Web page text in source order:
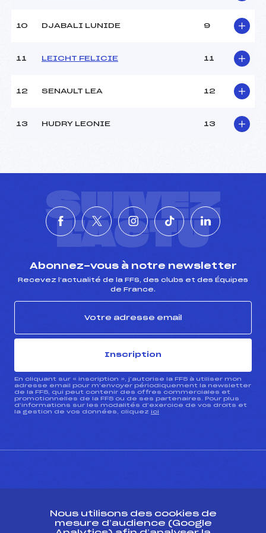
10 DJABALI LUNIDE 9
11 LEICHT FELICIE 11
12 SENAULT LEA 12
13 HUDRY LEONIE 13
SUIVEZ
L'ACTU
Abonnez-vous à notre newsletter
Recevez l’actualité de la FFS, des clubs et des Équipes
de France.
Inscription
En cliquant sur « inscription », j’autorise la FFS à utiliser mon
adresse email pour m’envoyer périodiquement la newsletter
de la FFS, qui peut contenir des offres commerciales et
promotionnelles de la FFS ou de ses partenaires. Pour plus
d’informations sur les modalités d’exercice de vos droits et
la gestion de vos données, cliquez ici
Nous utilisons des cookies de
mesure d’audience (Google